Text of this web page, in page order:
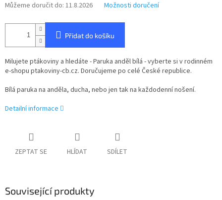
Můžeme doručit do: 11.8.2026 Možnosti doručení
Přidat do košíku
Milujete ptákoviny a hledáte - Paruka anděl bílá - vyberte si v rodinném
e-shopu ptakoviny-cb.cz. Doručujeme po celé České republice.
Bílá paruka na anděla, ducha, nebo jen tak na každodenní nošení.
Detailní informace
ZEPTAT SE HLÍDAT SDÍLET
Související produkty